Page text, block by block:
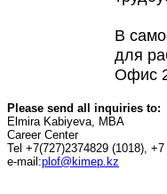
В
для
Офис
Please send all inquiries to:
Elmira Kabiyeva, MBA
Career Center
Tel +7(727)2374829 (1018),
e-mail:plof@kimep.kz